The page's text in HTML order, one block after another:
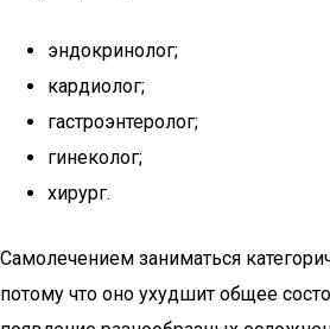
эндокринолог;
кардиолог;
гастроэнтеролог;
гинеколог;
хирург.
Самолечением заниматься
потому что оно ухудшит общее